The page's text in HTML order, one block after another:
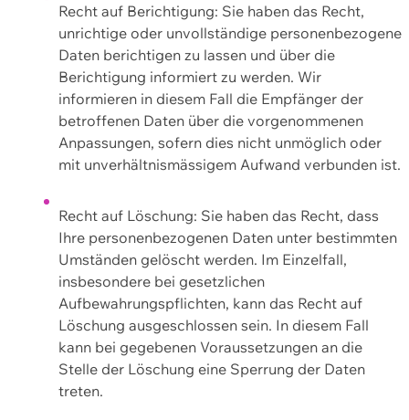
Recht auf Berichtigung: Sie haben das Recht,
unrichtige oder unvollständige personenbezogene
Daten berichtigen zu lassen und über die
Berichtigung informiert zu werden. Wir
informieren in diesem Fall die Empfänger der
betroffenen Daten über die vorgenommenen
Anpassungen, sofern dies nicht unmöglich oder
mit unverhältnismässigem Aufwand verbunden ist.
Recht auf Löschung: Sie haben das Recht, dass
Ihre personenbezogenen Daten unter bestimmten
Umständen gelöscht werden. Im Einzelfall,
insbesondere bei gesetzlichen
Aufbewahrungspflichten, kann das Recht auf
Löschung ausgeschlossen sein. In diesem Fall
kann bei gegebenen Voraussetzungen an die
Stelle der Löschung eine Sperrung der Daten
treten.